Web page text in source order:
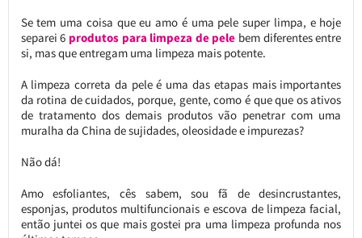
Se tem uma coisa que eu amo é uma pele super limpa, e hoje
separei 6 produtos para limpeza de pele bem diferentes entre
si, mas que entregam uma limpeza mais potente.
A limpeza correta da pele é uma das etapas mais importantes
da rotina de cuidados, porque, gente, como é que que os ativos
de tratamento dos demais produtos vão penetrar com uma
muralha da China de sujidades, oleosidade e impurezas?
Não dá!
Amo esfoliantes, cês sabem, sou fã de desincrustantes,
esponjas, produtos multifuncionais e escova de limpeza facial,
então juntei os que mais gostei pra uma limpeza profunda nos